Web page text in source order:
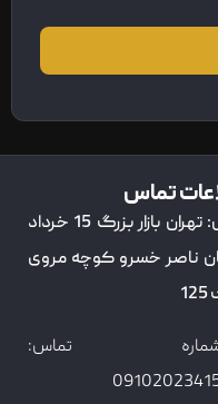
تماس
آدرس: تهران بازار بزرگ 15 خرداد
ناصر خسرو کوچه مروی
تماس: